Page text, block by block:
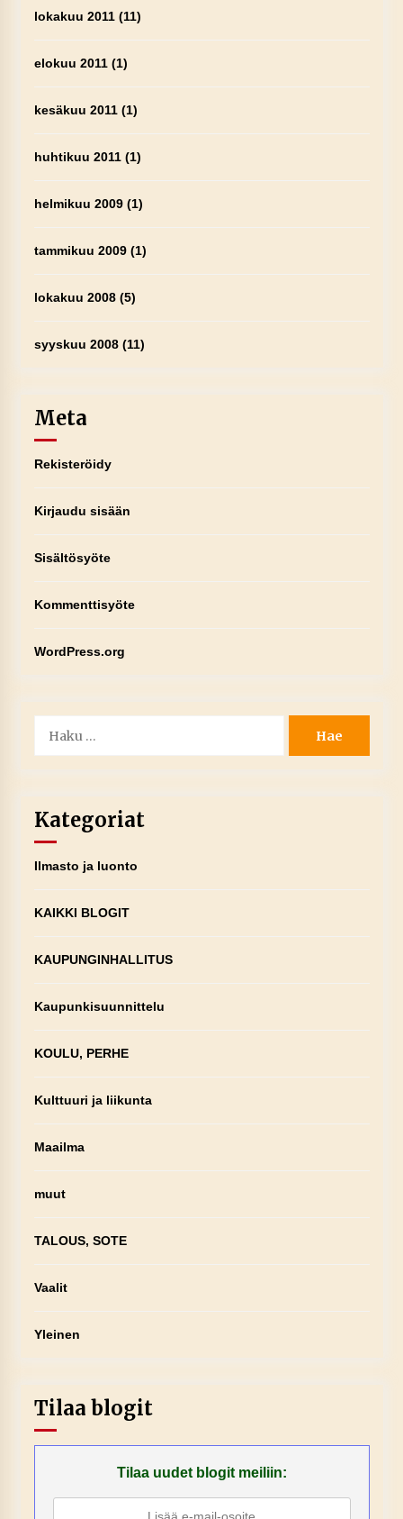
lokakuu 2011(11)
elokuu 2011(1)
kesäkuu 2011(1)
huhtikuu 2011(1)
helmikuu 2009(1)
tammikuu 2009(1)
lokakuu 2008(5)
syyskuu 2008(11)
Meta
Rekisteröidy
Kirjaudu sisään
Sisältösyöte
Kommenttisyöte
WordPress.org
Kategoriat
Ilmasto ja luonto
KAIKKI BLOGIT
KAUPUNGINHALLITUS
Kaupunkisuunnittelu
KOULU, PERHE
Kulttuuri ja liikunta
Maailma
muut
TALOUS, SOTE
Vaalit
Yleinen
Tilaa blogit
Tilaa uudet blogit meiliin: